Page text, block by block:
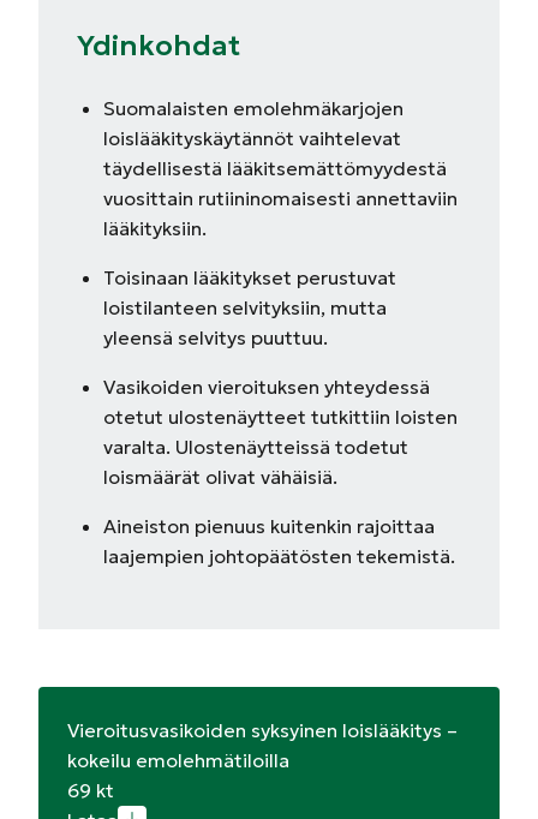
Ydinkohdat
Suomalaisten emolehmäkarjojen
loislääkityskäytännöt vaihtelevat
täydellisestä lääkitsemättömyydestä
vuosittain rutiininomaisesti annettaviin
lääkityksiin.
Toisinaan lääkitykset perustuvat
loistilanteen selvityksiin, mutta
yleensä selvitys puuttuu.
Vasikoiden vieroituksen yhteydessä
otetut ulostenäytteet tutkittiin loisten
varalta. Ulostenäytteissä todetut
loismäärät olivat vähäisiä.
Aineiston pienuus kuitenkin rajoittaa
laajempien johtopäätösten tekemistä.
Vieroitusvasikoiden syksyinen loislääkitys –
kokeilu emolehmätiloilla
69 kt